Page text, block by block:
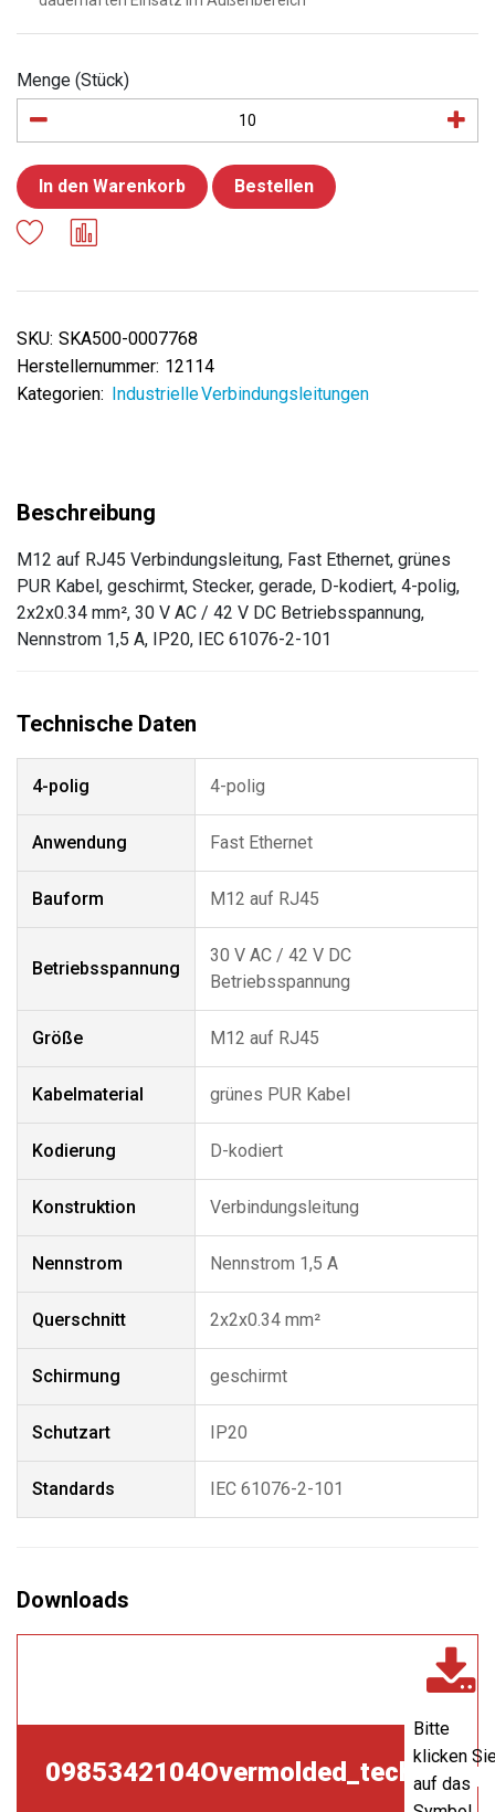
Menge (Stück)
In den Warenkorb Bestellen
SKU: SKA500-0007768
Herstellernummer: 12114
Kategorien: Industrielle Verbindungsleitungen
M12 auf RJ45 Verbindungsleitung, Fast Ethernet, grünes
PUR Kabel, geschirmt, Stecker, gerade, D-kodiert, 4-polig,
2x2x0.34 mm², 30 V AC / 42 V DC Betriebsspannung,
Nennstrom 1,5 A, IP20, IEC 61076-2-101
4-polig 4-polig
Anwendung Fast Ethernet
Bauform M12 auf RJ45
Betriebsspannung
30 V AC / 42 V DC
Betriebsspannung
Größe M12 auf RJ45
Kabelmaterial grünes PUR Kabel
Kodierung D-kodiert
Konstruktion Verbindungsleitung
Nennstrom Nennstrom 1,5 A
Querschnitt 2x2x0.34 mm²
Schirmung geschirmt
Schutzart IP20
Standards IEC 61076-2-101
Bitte
klicken
auf das